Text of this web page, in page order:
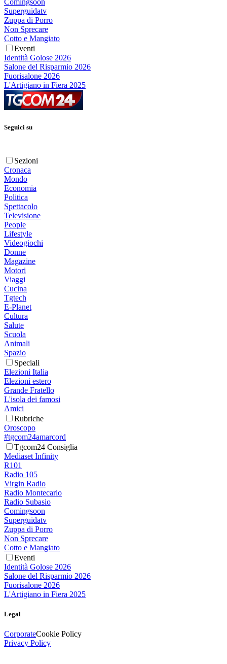
Comingsoon
Superguidatv
Zuppa di Porro
Non Sprecare
Cotto e Mangiato
Eventi
Identità Golose 2026
Salone del Risparmio 2026
Fuorisalone 2026
L'Artigiano in Fiera 2025
Seguici su
Sezioni
Cronaca
Mondo
Economia
Politica
Spettacolo
Televisione
People
Lifestyle
Videogiochi
Donne
Magazine
Motori
Viaggi
Cucina
Tgtech
E-Planet
Cultura
Salute
Scuola
Animali
Spazio
Speciali
Elezioni Italia
Elezioni estero
Grande Fratello
L'isola dei famosi
Amici
Rubriche
Oroscopo
#tgcom24amarcord
Tgcom24 Consiglia
Mediaset Infinity
R101
Radio 105
Virgin Radio
Radio Montecarlo
Radio Subasio
Comingsoon
Superguidatv
Zuppa di Porro
Non Sprecare
Cotto e Mangiato
Eventi
Identità Golose 2026
Salone del Risparmio 2026
Fuorisalone 2026
L'Artigiano in Fiera 2025
Legal
CorporateCookie Policy
Privacy Policy